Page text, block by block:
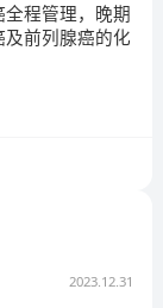
程管理，晚期
前列腺癌的化
2023.12.31